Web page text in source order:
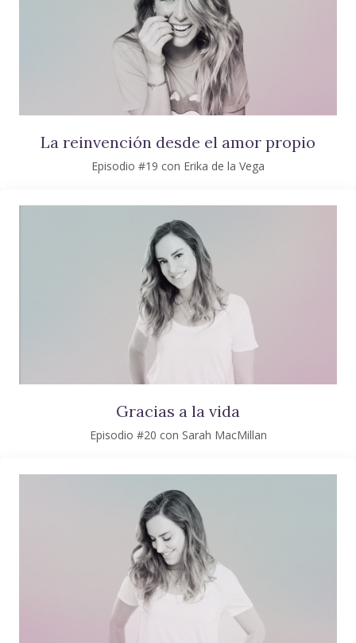
La reinvención desde el amor propio
Episodio #19 con Erika de la Vega
Gracias a la vida
Episodio #20 con Sarah MacMillan